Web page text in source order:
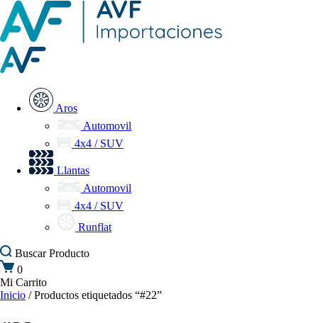
Aros
Automovil
4x4 / SUV
Llantas
Automovil
4x4 / SUV
Runflat
BuscarProducto
0
Mi Carrito
Inicio / Productos etiquetados “#22”